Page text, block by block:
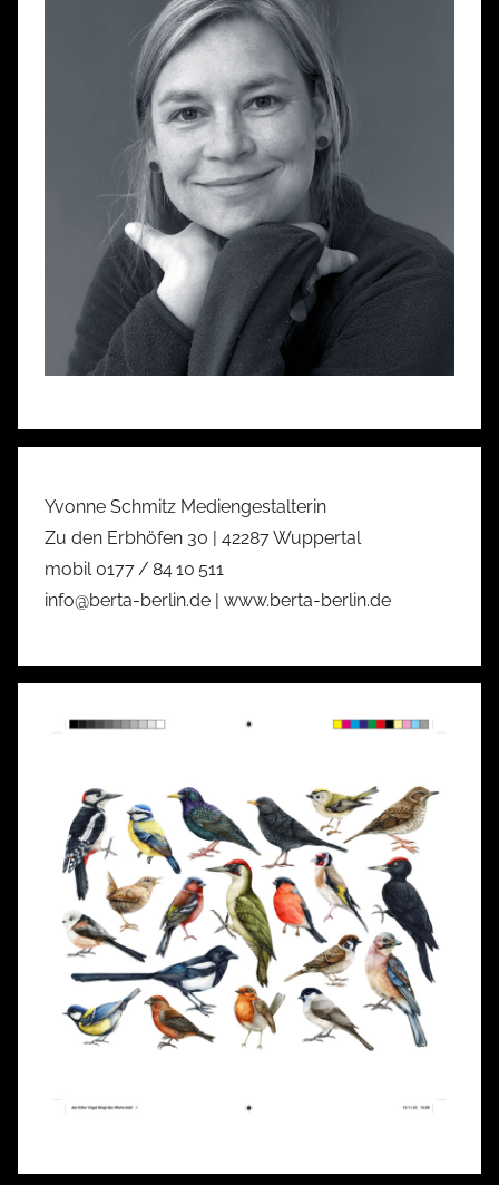
Yvonne Schmitz Mediengestalterin
Zu den Erbhöfen 30 | 42287 Wuppertal
mobil 0177 / 84 10 511
info@berta-berlin.de | www.berta-berlin.de